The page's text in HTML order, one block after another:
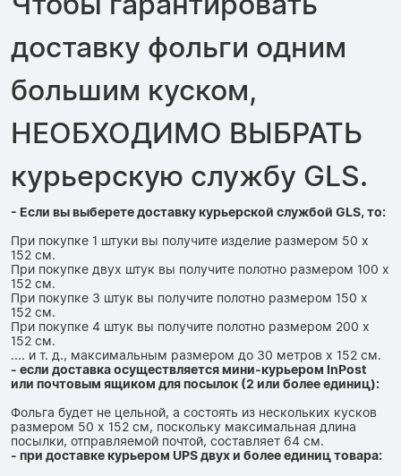
доставку фольги одним
большим куском,
НЕОБХОДИМО ВЫБРАТЬ
курьерскую службу GLS.
- Если вы выберете доставку курьерской службой GLS, то:
При покупке 1 штуки вы получите изделие размером 50 x
152 см.
При покупке двух штук вы получите полотно размером 100 x
152 см.
При покупке 3 штук вы получите полотно размером 150 x
152 см.
При покупке 4 штук вы получите полотно размером 200 x
152 см.
.... и т. д., максимальным размером до 30 метров x 152 см.
- если доставка осуществляется мини-курьером InPost
или почтовым ящиком для посылок (2 или более единиц):
Фольга будет не цельной, а состоять из нескольких кусков
размером 50 x 152 см, поскольку максимальная длина
посылки, отправляемой почтой, составляет 64 см.
- при доставке курьером UPS двух и более единиц товара: